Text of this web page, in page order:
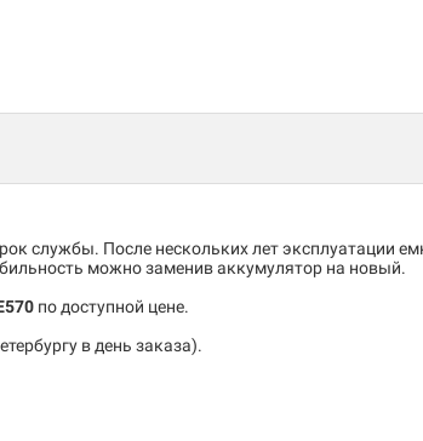
службы. После нескольких лет эксплуатации
можно заменив аккумулятор на новый.
по доступной цене.
в день заказа).